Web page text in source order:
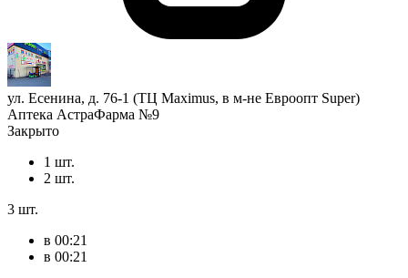
ул. Есенина, д. 76-1 (ТЦ Maximus, в м-не Евроопт Super)
Аптека АстраФарма №9
Закрыто
1 шт.
2 шт.
3 шт.
в 00:21
в 00:21